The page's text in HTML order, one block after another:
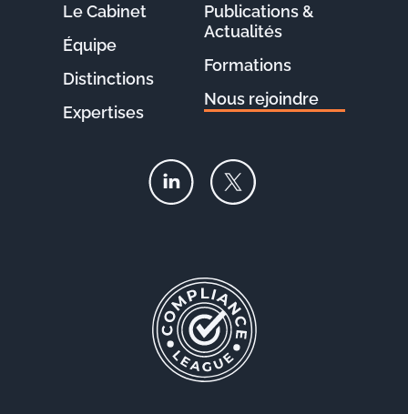
Le Cabinet
Équipe
Distinctions
Expertises
Publications &
Actualités
Formations
Nous rejoindre